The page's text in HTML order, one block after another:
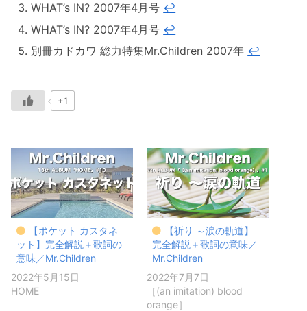
WHAT’s IN? 2007年4月号 ↩︎
WHAT’s IN? 2007年4月号 ↩︎
別冊カドカワ 総力特集Mr.Children 2007年 ↩︎
+1
【ポケット カスタネ
ット】完全解説＋歌詞の
意味／Mr.Children
2022年5月15日
HOME
【祈り ～涙の軌道】
完全解説＋歌詞の意味／
Mr.Children
2022年7月7日
［(an imitation) blood
orange］